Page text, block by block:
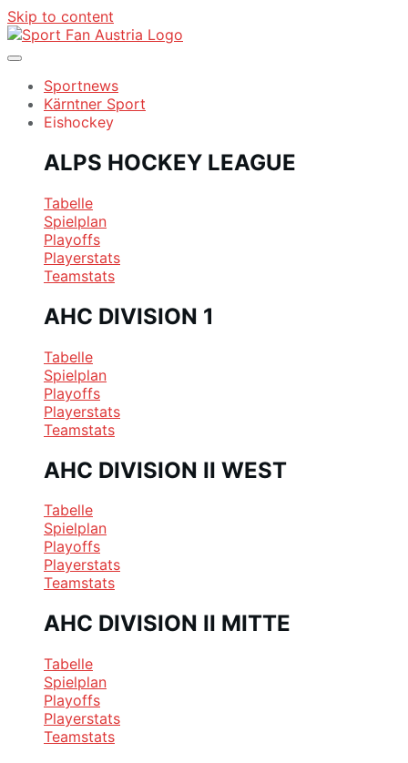
Skip to content
Sportnews
Kärntner Sport
Eishockey
ALPS HOCKEY LEAGUE
Tabelle
Spielplan
Playoffs
Playerstats
Teamstats
AHC DIVISION 1
Tabelle
Spielplan
Playoffs
Playerstats
Teamstats
AHC DIVISION II WEST
Tabelle
Spielplan
Playoffs
Playerstats
Teamstats
AHC DIVISION II MITTE
Tabelle
Spielplan
Playoffs
Playerstats
Teamstats